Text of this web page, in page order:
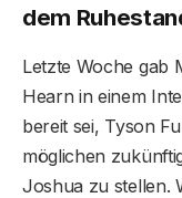
dem
Letzte Woche gab
Hearn in einem
bereit sei, Tyson
möglichen
Joshua zu stellen.